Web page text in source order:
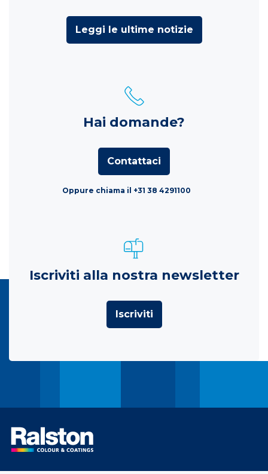
Leggi le ultime notizie
Hai domande?
Contattaci
Oppure chiama il +31 38 4291100
Iscriviti alla nostra newsletter
Iscriviti